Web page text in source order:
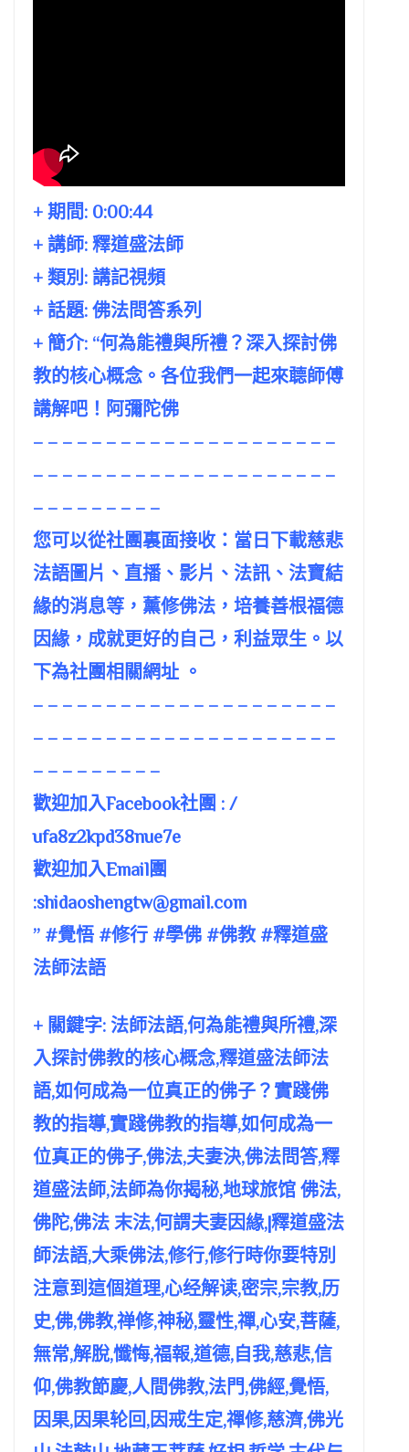
+ 期間: 0:00:44
+ 講師: 釋道盛法師
+ 類別: 講記視頻
+ 話題: 佛法問答系列
+ 簡介: “何為能禮與所禮？深入探討佛
教的核心概念。各位我們一起來聼師傅
講解吧！阿彌陀佛
– – – – – – – – – – – – – – – – – – – – –
– – – – – – – – – – – – – – – – – – – – –
– – – – – – – – –
您可以從社團裏面接收：當日下載慈悲
法語圖片、直播、影片、法訊、法寶結
緣的消息等，薰修佛法，培養善根福德
因緣，成就更好的自己，利益眾生。以
下為社團相關網址 。
– – – – – – – – – – – – – – – – – – – – –
– – – – – – – – – – – – – – – – – – – – –
– – – – – – – – –
歡迎加入Facebook社團 : /
ufa8z2kpd38nue7e
歡迎加入Email團
:shidaoshengtw@gmail.com
” #覺悟 #修行 #學佛 #佛教 #釋道盛
法師法語
+ 關鍵字: 法師法語,何為能禮與所禮,深
入探討佛教的核心概念,釋道盛法師法
語,如何成為一位真正的佛子？實踐佛
教的指導,實踐佛教的指導,如何成為一
位真正的佛子,佛法,夫妻決,佛法問答,釋
道盛法師,法師為你揭秘,地球旅馆 佛法,
佛陀,佛法 末法,何謂夫妻因緣,|釋道盛法
師法語,大乘佛法,修行,修行時你要特別
注意到這個道理,心经解读,密宗,宗教,历
史,佛,佛教,禅修,神秘,靈性,禪,心安,菩薩,
無常,解脫,懺悔,福報,道德,自我,慈悲,信
仰,佛教節慶,人間佛教,法門,佛經,覺悟,
因果,因果轮回,因戒生定,禪修,慈濟,佛光